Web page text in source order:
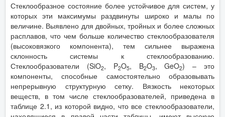
Стеклообразное состояние более устойчивое для систем, у
которых эти максимумы раздвинуты широко и малы по
величине. Выявлено для двойных, тройных и более сложных
расплавов, что чем больше количество стеклообразователя
(высоковязкого компонента), тем сильнее выражена
склонность системы к стеклообразованию.
Стеклообразователи (SiO2, P2O5, B2O3, GeO2) – это
компоненты, способные самостоятельно образовывать
непрерывную структурную сетку. Вязкость некоторых
веществ, в том числе стеклообразователей, приведена в
таблице 2.1, из которой видно, что все стеклообразователи,